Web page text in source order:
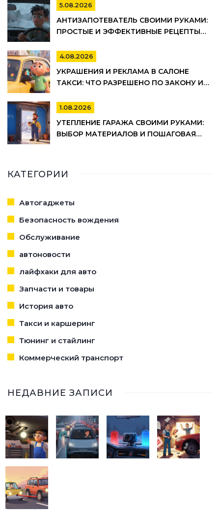
5.08.2026
АНТИЗАПОТЕВАТЕЛЬ СВОИМИ РУКАМИ:
ПРОСТЫЕ И ЭФФЕКТИВНЫЕ РЕЦЕПТЫ
4.08.2026
УКРАШЕНИЯ И РЕКЛАМА В САЛОНЕ
ТАКСИ: ЧТО РАЗРЕШЕНО ПО ЗАКОНУ И
1.08.2026
УТЕПЛЕНИЕ ГАРАЖА СВОИМИ РУКАМИ:
ВЫБОР МАТЕРИАЛОВ И ПОШАГОВАЯ
КАТЕГОРИИ
Автогаджеты
Безопасность вождения
Обслуживание
автоновости
лайфхаки для авто
Запчасти и товары
История авто
Такси и каршеринг
Тюнинг и стайлинг
Коммерческий транспорт
НЕДАВНИЕ ЗАПИСИ